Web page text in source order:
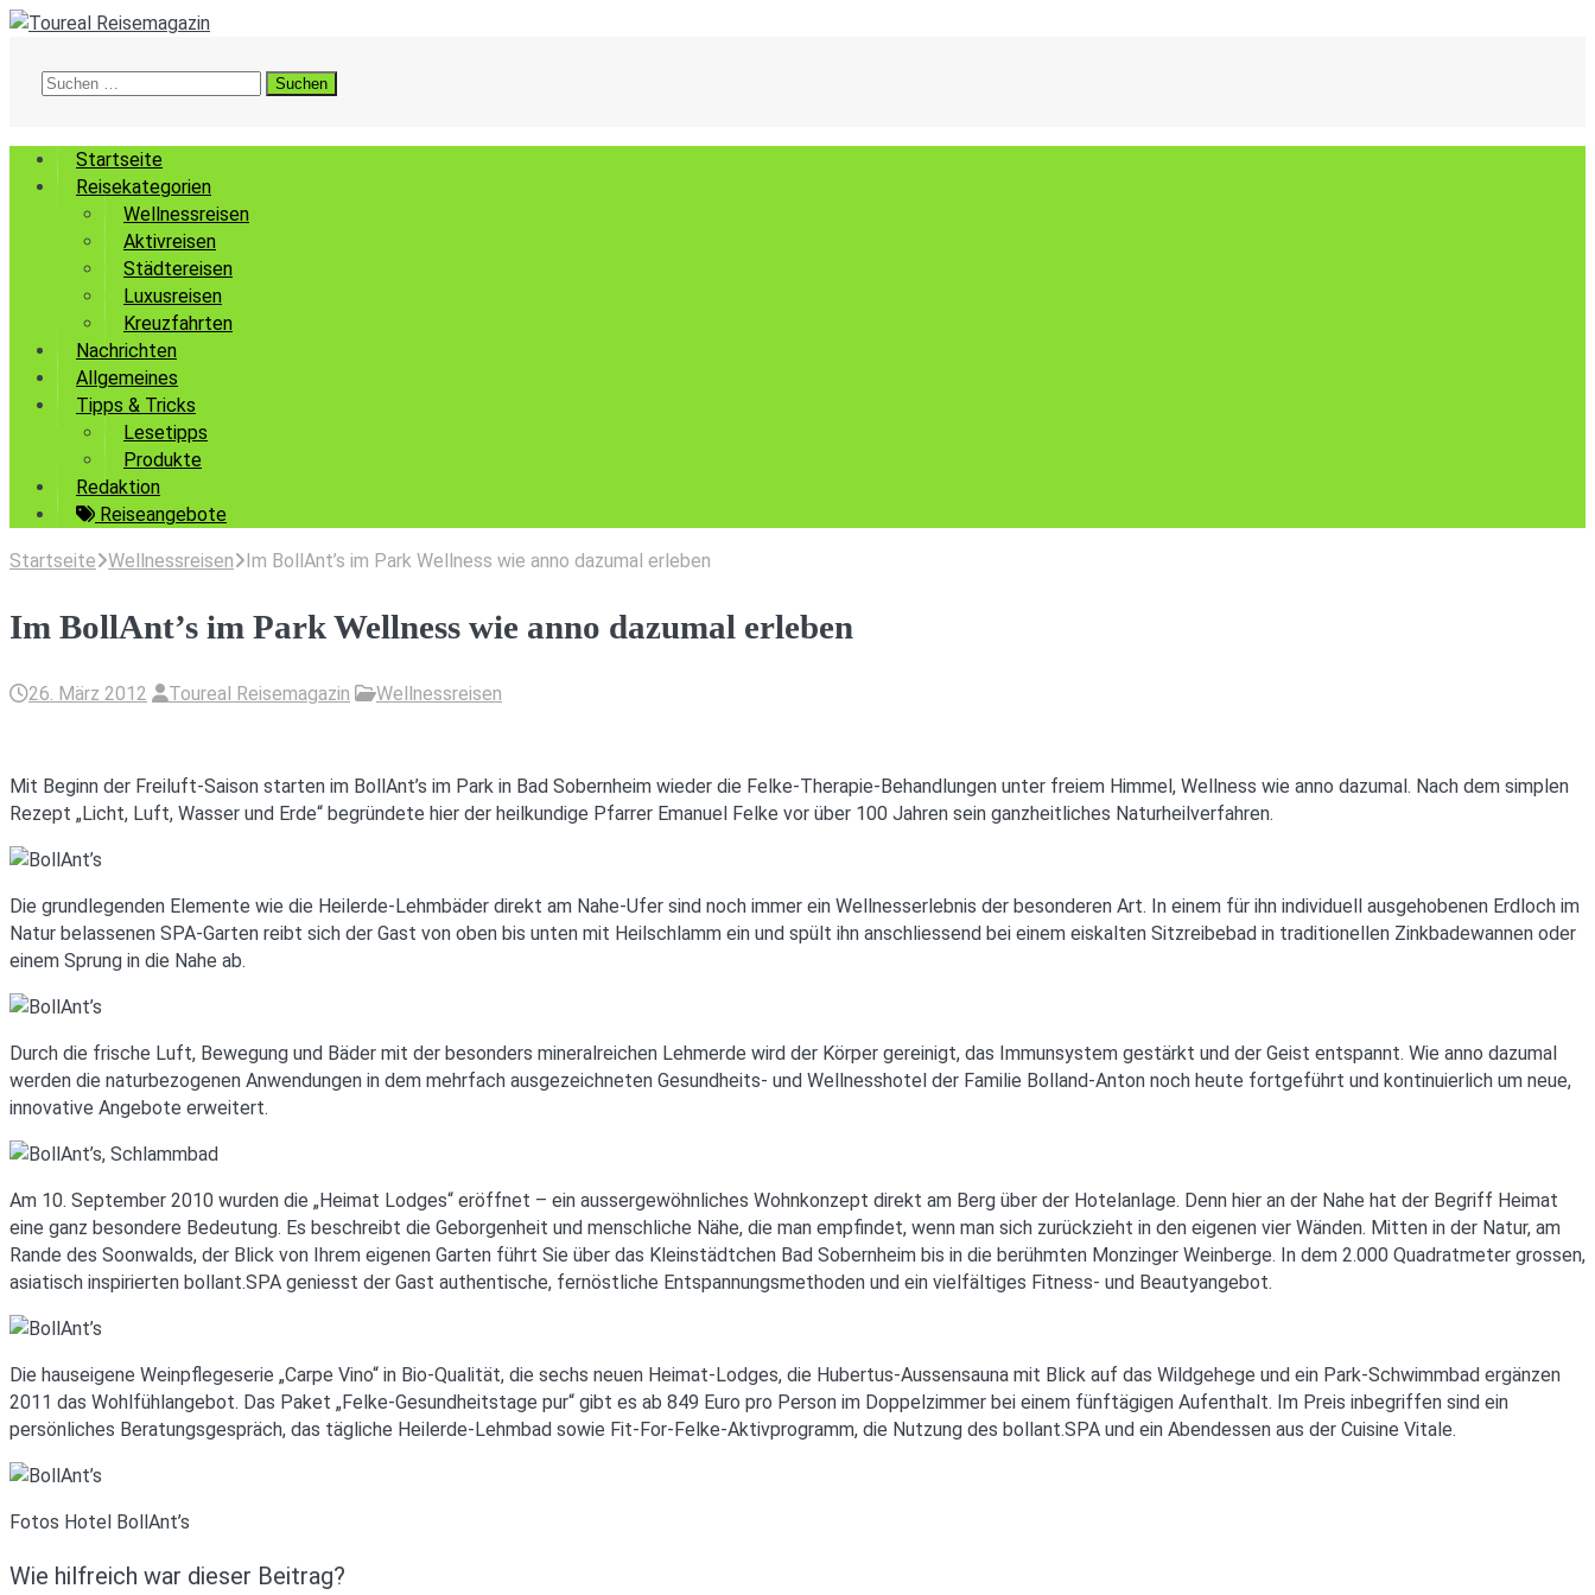
Suchen
Startseite
Reisekategorien
Wellnessreisen
Aktivreisen
Städtereisen
Luxusreisen
Kreuzfahrten
Nachrichten
Allgemeines
Tipps & Tricks
Lesetipps
Produkte
Redaktion
Reiseangebote
Startseite Wellnessreisen Im BollAnt’s im Park Wellness wie anno dazumal erleben
Im BollAnt’s im Park Wellness wie anno dazumal erleben
26. März 2012 Toureal Reisemagazin Wellnessreisen
Mit Beginn der Freiluft-Saison starten im BollAnt’s im Park in Bad Sobernheim wieder die Felke-Therapie-Behandlungen unter freiem Himmel, Wellness wie anno dazumal. Nach dem simplen
Rezept „Licht, Luft, Wasser und Erde“ begründete hier der heilkundige Pfarrer Emanuel Felke vor über 100 Jahren sein ganzheitliches Naturheilverfahren.
Die grundlegenden Elemente wie die Heilerde-Lehmbäder direkt am Nahe-Ufer sind noch immer ein Wellnesserlebnis der besonderen Art. In einem für ihn individuell ausgehobenen Erdloch im
Natur belassenen SPA-Garten reibt sich der Gast von oben bis unten mit Heilschlamm ein und spült ihn anschliessend bei einem eiskalten Sitzreibebad in traditionellen Zinkbadewannen oder
einem Sprung in die Nahe ab.
Durch die frische Luft, Bewegung und Bäder mit der besonders mineralreichen Lehmerde wird der Körper gereinigt, das Immunsystem gestärkt und der Geist entspannt. Wie anno dazumal
werden die naturbezogenen Anwendungen in dem mehrfach ausgezeichneten Gesundheits- und Wellnesshotel der Familie Bolland-Anton noch heute fortgeführt und kontinuierlich um neue,
innovative Angebote erweitert.
Am 10. September 2010 wurden die „Heimat Lodges“ eröffnet – ein aussergewöhnliches Wohnkonzept direkt am Berg über der Hotelanlage. Denn hier an der Nahe hat der Begriff Heimat
eine ganz besondere Bedeutung. Es beschreibt die Geborgenheit und menschliche Nähe, die man empﬁndet, wenn man sich zurückzieht in den eigenen vier Wänden. Mitten in der Natur, am
Rande des Soonwalds, der Blick von Ihrem eigenen Garten führt Sie über das Kleinstädtchen Bad Sobernheim bis in die berühmten Monzinger Weinberge. In dem 2.000 Quadratmeter grossen,
asiatisch inspirierten bollant.SPA geniesst der Gast authentische, fernöstliche Entspannungsmethoden und ein vielfältiges Fitness- und Beautyangebot.
Die hauseigene Weinpflegeserie „Carpe Vino“ in Bio-Qualität, die sechs neuen Heimat-Lodges, die Hubertus-Aussensauna mit Blick auf das Wildgehege und ein Park-Schwimmbad ergänzen
2011 das Wohlfühlangebot. Das Paket „Felke-Gesundheitstage pur“ gibt es ab 849 Euro pro Person im Doppelzimmer bei einem fünftägigen Aufenthalt. Im Preis inbegriffen sind ein
persönliches Beratungsgespräch, das tägliche Heilerde-Lehmbad sowie Fit-For-Felke-Aktivprogramm, die Nutzung des bollant.SPA und ein Abendessen aus der Cuisine Vitale.
Fotos Hotel BollAnt’s
Wie hilfreich war dieser Beitrag?